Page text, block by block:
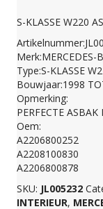
W220
VOOR
S-KLASSE W220
Merk:MERCEDES-
Type:S-KLASSE
Bouwjaar:1998
Opmerking:
PERFECTE
Oem:
A2206800252
A2208100830
A2206800878
SKU: JL005232
INTERIEUR,